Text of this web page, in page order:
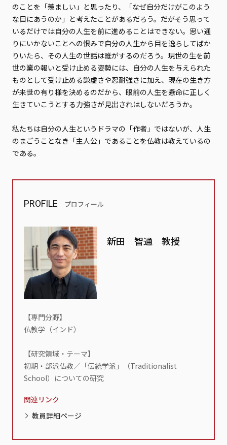
のことを「羨ましい」と思ったり、「なぜ自分だけがこのよう
な目にあうのか」と考えたことがあるだろう。だがそう思って
いるだけでは自分の人生を前に進めることはできない。思い通
りにいかないことへの恨みで自分の人生から目を逸らしてばか
りいたら、その人生の世話は誰がするのだろう。現世の生を前
世の業の報いと受け止める姿勢には、自分の人生を与えられた
ものとして受け止める謙虚さや忍耐強さに加え、現在の生き方
が来世の有り様を決めるのだから、眼前の人生を懸命に正しく
生きていこうとする力強さが見出されはしないだろうか。
私たちは自分の人生というドラマの「作者」ではないが、人生
のまごうことなき「主人公」であることを仏教は教えているの
である。
PROFILE プロフィール
新田 智通 教授
【専門分野】
仏教学（インド）
【研究領域・テーマ】
初期・部派仏教／「伝統学派」（Traditionalist
School）についての研究
関連リンク
教員詳細ページ